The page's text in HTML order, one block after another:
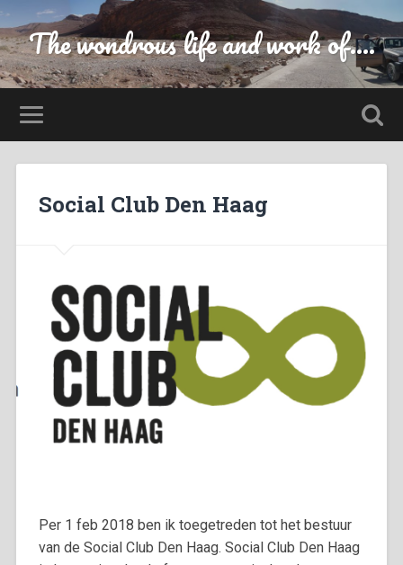
The wondrous life and work of....
Social Club Den Haag
Per 1 feb 2018 ben ik toegetreden tot het bestuur
van de Social Club Den Haag. Social Club Den Haag